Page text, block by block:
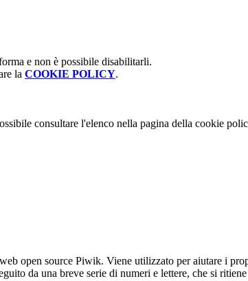
e non è possibile disabilitarli.
la COOKIE POLICY.
consultare l'elenco nella pagina della cookie
open source Piwik. Viene utilizzato per aiutare i
da una breve serie di numeri e lettere, che si